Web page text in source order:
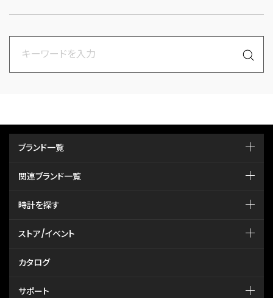
ブランド一覧
関連ブランド一覧
時計を探す
ストア/イベント
カタログ
サポート